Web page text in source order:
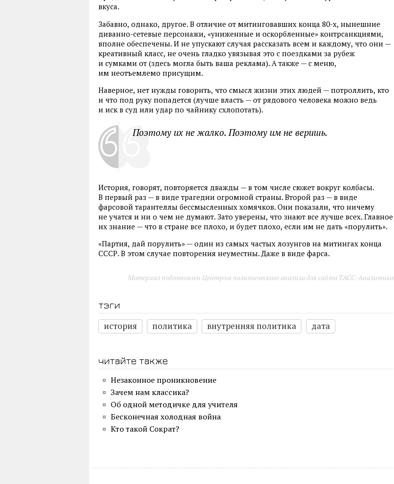
вкуса.
Забавно, однако, другое. В отличие от митинговавших конца 80-х, нынешние
диванно-сетевые персонажи, «униженные и оскорбленные» контрсанкциями,
вполне обеспечены. И не упускают случая рассказать всем и каждому, что они —
креативный класс, не очень гладко увязывая это с поездками за рубеж
и сумками от (здесь могла быть ваша реклама). А также — с меню,
им неотъемлемо присущим.
Наверное, нет нужды говорить, что смысл жизни этих людей — потроллить, кто
и что под руку попадется (лучше власть — от рядового человека можно ведь
и иск в суд или удар по чайнику схлопотать).
Поэтому их не жалко. Поэтому им не веришь.
История, говорят, повторяется дважды — в том числе сюжет вокруг колбасы.
В первый раз — в виде трагедии огромной страны. Второй раз — в виде
фарсовой тарантеллы бессмысленных хомячков. Они показали, что ничему
не учатся и ни о чем не думают. Зато уверены, что знают все лучше всех. Главное
их знание — что в стране все плохо, и будет плохо, если им не дать «порулить».
«Партия, дай порулить» — один из самых частых лозунгов на митингах конца
СССР. В этом случае повторения неуместны. Даже в виде фарса.
Материал подготовлен Центром политического анализа для сайта ТАСС-Аналитика
тэги
история
политика внутренняя политика дата
читайте также
Незаконное проникновение
Зачем нам классика?
Об одной методичке для учителя
Бесконечная холодная война
Кто такой Сократ?